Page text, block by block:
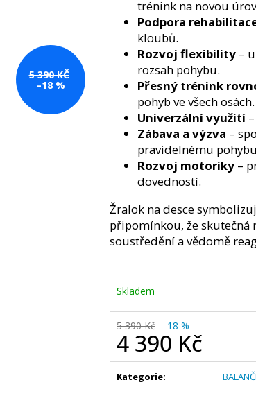
trénink na novou
Podpora
kloubů.
Rozvoj flexibility –
rozsah pohybu.
Přesný trénink
pohyb ve všech osách.
Univerzální využití–
Zábava a výzva –
pravidelnému
Rozvoj motoriky –
dovedností.
Žralok na desce
připomínkou, že skutečná
soustředění a vědomě
Skladem
5 390 Kč –18 %
4 390 Kč
Měrná
cena:
Kategorie:
5 390 KČ
–18 %
4 490 Kč
KŠILTOVKA
WHITE
590 Kč